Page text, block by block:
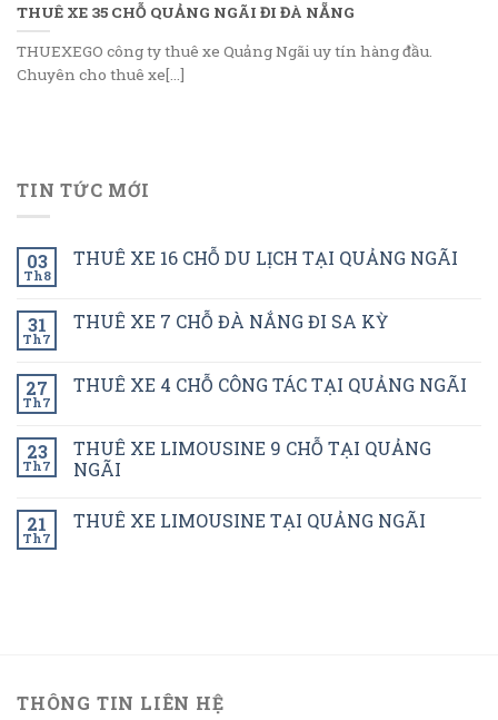
THUÊ XE 35 CHỖ QUẢNG NGÃI ĐI ĐÀ NẴNG
THUEXEGO công ty thuê xe Quảng Ngãi uy tín hàng đầu.
Chuyên cho thuê xe[...]
TIN TỨC MỚI
03
Th8
THUÊ XE 16 CHỖ DU LỊCH TẠI QUẢNG NGÃI
31
Th7
THUÊ XE 7 CHỖ ĐÀ NẮNG ĐI SA KỲ
27
Th7
THUÊ XE 4 CHỖ CÔNG TÁC TẠI QUẢNG NGÃI
23
Th7
THUÊ XE LIMOUSINE 9 CHỖ TẠI QUẢNG
NGÃI
21
Th7
THUÊ XE LIMOUSINE TẠI QUẢNG NGÃI
THÔNG TIN LIÊN HỆ